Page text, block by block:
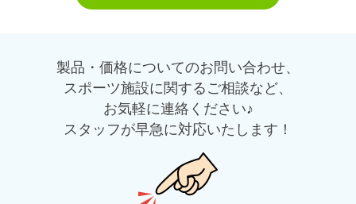
製品・価格についてのお問い合わせ、
スポーツ施設に関するご相談など、
お気軽に連絡ください♪
スタッフが早急に対応いたします！